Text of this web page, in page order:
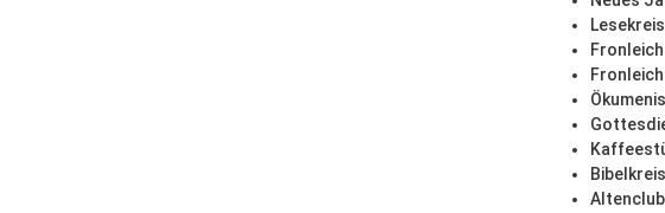
Bibelkreis